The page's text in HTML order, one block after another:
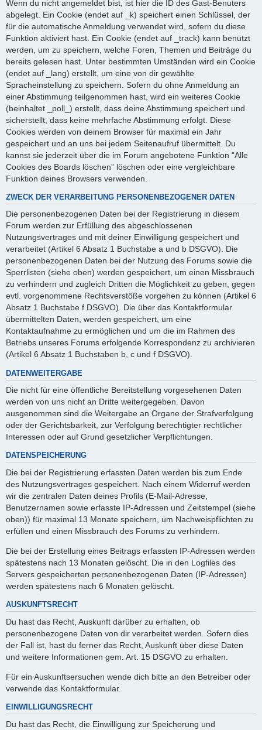
Wenn du nicht angemeldet bist, ist hier die ID des Gast-Benuters
abgelegt. Ein Cookie (endet auf _k) speichert einen Schlüssel, der
für die automatische Anmeldung verwendet wird, sofern du diese
Funktion aktiviert hast. Ein Cookie (endet auf _track) kann benutzt
werden, um zu speichern, welche Foren, Themen und Beiträge du
bereits gelesen hast. Unter bestimmten Umständen wird ein Cookie
(endet auf _lang) erstellt, um eine von dir gewählte
Spracheinstellung zu speichern. Sofern du ohne Anmeldung an
einer Abstimmung teilgenommen hast, wird ein weiteres Cookie
(beinhaltet _poll_) erstellt, dass deine Abstimmung speichert und
sicherstellt, dass keine mehrfache Abstimmung erfolgt. Diese
Cookies werden von deinem Browser für maximal ein Jahr
gespeichert und an uns bei jedem Seitenaufruf übermittelt. Du
kannst sie jederzeit über die im Forum angebotene Funktion “Alle
Cookies des Boards löschen” löschen oder eine vergleichbare
Funktion deines Browsers verwenden.
ZWECK DER VERARBEITUNG PERSONENBEZOGENER DATEN
Die personenbezogenen Daten bei der Registrierung in diesem
Forum werden zur Erfüllung des abgeschlossenen
Nutzungsvertrages und mit deiner Einwilligung gespeichert und
verarbeitet (Artikel 6 Absatz 1 Buchstabe a und b DSGVO). Die
personenbezogenen Daten bei der Nutzung des Forums sowie die
Sperrlisten (siehe oben) werden gespeichert, um einen Missbrauch
zu verhindern und zugleich Dritten die Möglichkeit zu geben, gegen
evtl. vorgenommene Rechtsverstöße vorgehen zu können (Artikel 6
Absatz 1 Buchstabe f DSGVO). Die über das Kontaktformular
übermittelten Daten, werden gespeichert, um eine
Kontaktaufnahme zu ermöglichen und um die im Rahmen des
Betriebs unseres Forums erfolgende Korrespondenz zu archivieren
(Artikel 6 Absatz 1 Buchstaben b, c und f DSGVO).
DATENWEITERGABE
Die nicht für eine öffentliche Bereitstellung vorgesehenen Daten
werden von uns nicht an Dritte weitergegeben. Davon
ausgenommen sind die Weitergabe an Organe der Strafverfolgung
oder der Gerichtsbarkeit, zur Verfolgung berechtigter rechtlicher
Interessen oder auf Grund gesetzlicher Verpflichtungen.
DATENSPEICHERUNG
Die bei der Registrierung erfassten Daten werden bis zum Ende
des Nutzungsvertrages gespeichert. Nach einem Widerruf werden
wir die zentralen Daten deines Profils (E-Mail-Adresse,
Benutzernamen sowie erfasste IP-Adressen und Zeitstempel (siehe
oben)) für maximal 13 Monate speichern, um Nachweispflichten zu
erfüllen und einen Missbrauch des Forums zu verhindern.
Die bei der Erstellung eines Beitrags erfassten IP-Adressen werden
spätestens nach 13 Monaten gelöscht. Die in den Logfiles des
Servers gespeicherten personenbezogenen Daten (IP-Adressen)
werden spätestens nach 6 Monaten gelöscht.
AUSKUNFTSRECHT
Du hast das Recht, Auskunft darüber zu erhalten, ob
personenbezogene Daten von dir verarbeitet werden. Sofern dies
der Fall ist, hast du ferner das Recht, Auskunft über diese Daten
und weitere Informationen gem. Art. 15 DSGVO zu erhalten.
Für ein Auskunftsersuchen wende dich bitte an den Betreiber oder
verwende das Kontaktformular.
EINWILLIGUNGSRECHT
Du hast das Recht, die Einwilligung zur Speicherung und